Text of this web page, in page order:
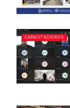
CAPACITACIONES